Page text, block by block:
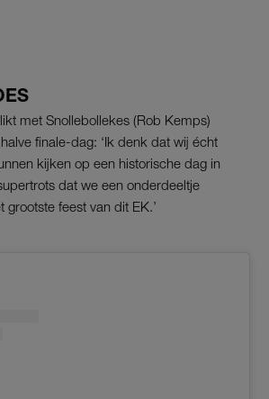
met Snollebollekes (Rob Kemps)
finale-dag: ‘Ik denk dat wij écht
kijken op een historische dag in
dat we een onderdeeltje
grootste feest van dit EK.’